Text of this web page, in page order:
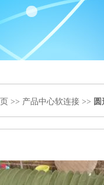
>> 产品中心软连接 >> 圆